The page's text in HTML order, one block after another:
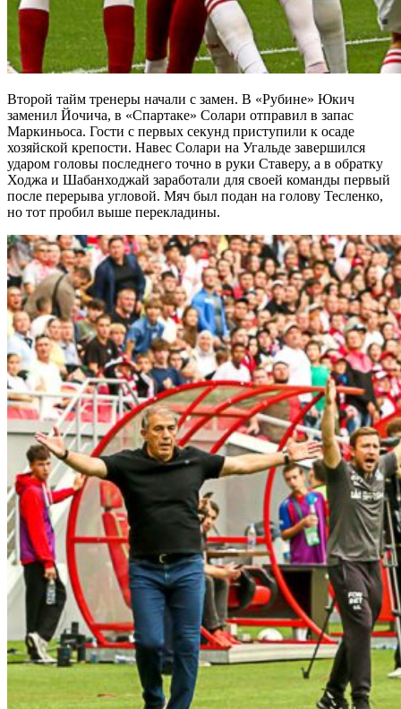
Второй тайм тренеры начали с замен. В «Рубине» Юкич
заменил Йочича, в «Спартаке» Солари отправил в запас
Маркиньоса. Гости с первых секунд приступили к осаде
хозяйской крепости. Навес Солари на Угальде завершился
ударом головы последнего точно в руки Ставеру, а в обратку
Ходжа и Шабанходжай заработали для своей команды первый
после перерыва угловой. Мяч был подан на голову Тесленко,
но тот пробил выше перекладины.